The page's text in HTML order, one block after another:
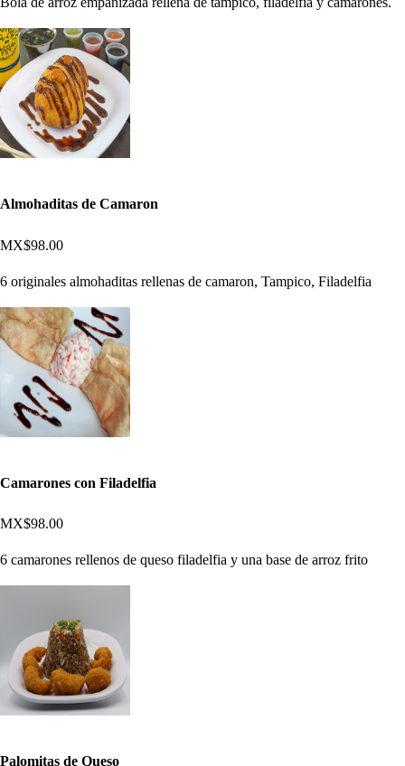
Almohaditas de Camaron
MX$98.00
6 originales almohaditas rellenas de camaron, Tampico, Filadelfia
Camarones con Filadelfia
MX$98.00
6 camarones rellenos de queso filadelfia y una base de arroz frito
Palomitas de Queso